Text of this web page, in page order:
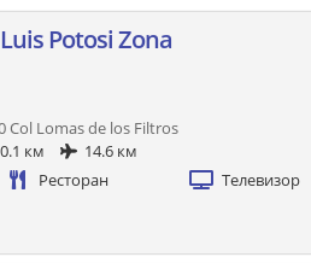
Potosi Zona
Col Lomas de los Filtros
0.1 км
14.6 км
Ресторан Телевизор